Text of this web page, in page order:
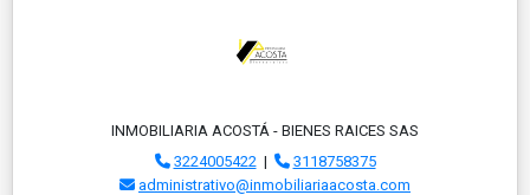
INMOBILIARIA ACOSTÁ - BIENES RAICES SAS
3224005422 |
3118758375
administrativo@inmobiliariaacosta.com